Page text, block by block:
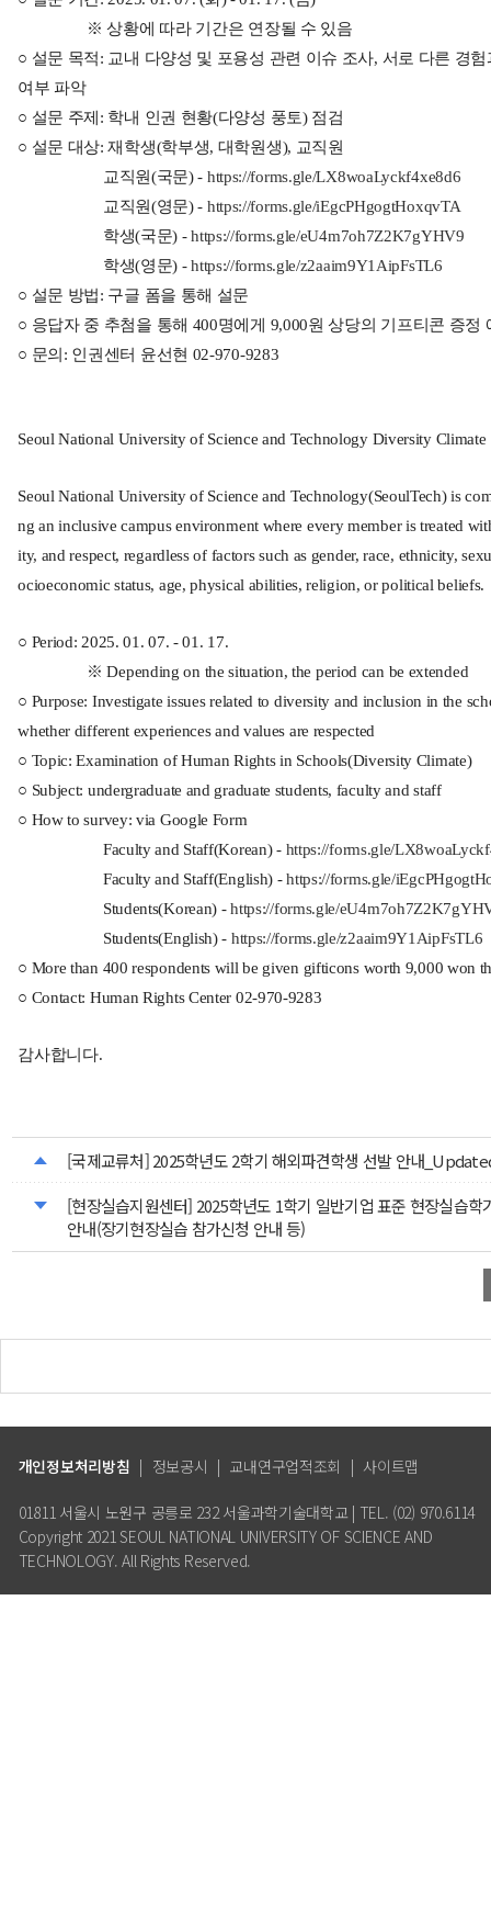
※ 상황에 따라 기간은 연장될 수 있음
○ 설문 목적: 교내 다양성 및 포용성 관련 이슈 조사, 서로 다른 경
여부 파악
○ 설문 주제: 학내 인권 현황(다양성 풍토) 점검
○ 설문 대상: 재학생(학부생, 대학원생), 교직원
교직원(국문) - https://forms.gle/LX8woaLyckf4xe8d6
교직원(영문) - https://forms.gle/iEgcPHgogtHoxqvTA
학생(국문) -https://forms.gle/eU4m7oh7Z2K7gYHV9
학생(영문) -https://forms.gle/z2aaim9Y1AipFsTL6
○ 설문 방법: 구글 폼을 통해 설문
○ 응답자 중 추첨을 통해 400명에게 9,000원 상당의 기프티콘 증정
○ 문의: 인권센터 윤선현 02-970-9283
Seoul National University of Science and Technology Diversity Climate
Seoul National University of Science and Technology(SeoulTech) is
ng an inclusive campus environment where every member is treated
ity, and respect, regardless of factors such as gender, race, ethnicity,
ocioeconomic status, age, physical abilities, religion, or political beliefs.
○ Period: 2025. 01. 07. - 01. 17.
※ Depending on the situation, the period can be extended
○ Purpose: Investigate issues related to diversity and inclusion in the
whether different experiences and values are respected
○ Topic: Examination of Human Rights in Schools(Diversity Climate)
○ Subject: undergraduate and graduate students, faculty and staff
○ How to survey: via Google Form
Faculty and Staff(Korean) - https://forms.gle/
Faculty and Staff(English) -https://forms.gle/
Students(Korean) -https://forms.gle/
Students(English) - https://forms.gle/z2aaim9Y1AipFsTL6
○ More than 400 respondents will be given gifticons worth 9,000 won
○ Contact: Human Rights Center 02-970-9283
감사합니다.
[국제교류처] 2025학년도 2학기 해외파견학생 선발 안내
[현장실습지원센터] 2025학년도 1학기 일반기업 표준 현장실습학
안내(장기현장실습 참가신청 안내 등)
개인정보처리방침 | 정보공시 | 교내연구업적조회 | 사이트맵
01811 서울시 노원구 공릉로 232 서울과학기술대학교 | TEL. (02) 970.6114
Copyright 2021 SEOUL NATIONAL UNIVERSITY OF SCIENCE AND
TECHNOLOGY. All Rights Reserved.